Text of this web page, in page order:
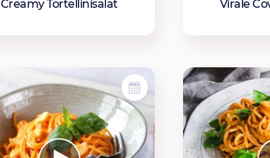
Creamy Tortellinisalat Virale